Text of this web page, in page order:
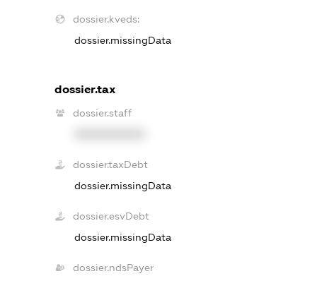
dossier.kveds:
dossier.missingData
dossier.tax
dossier.staff
dossier.taxDebt
dossier.missingData
dossier.esvDebt
dossier.missingData
dossier.ndsPayer